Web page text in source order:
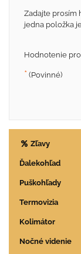
Zadajte prosím
jedna položka
Hodnotenie
* (Povinné)
Zľavy
Ďalekohľad
Puškohľady
Termovizia
Kolimátor
Nočné videnie